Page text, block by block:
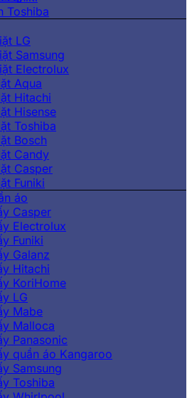
Toshiba
LG
Samsung
Electrolux
Aqua
Hitachi
Hisense
Toshiba
Bosch
Candy
Casper
Funiki
áo
Casper
Electrolux
Funiki
Galanz
Hitachi
KoriHome
LG
Mabe
Malloca
Panasonic
quần áo Kangaroo
Samsung
Toshiba